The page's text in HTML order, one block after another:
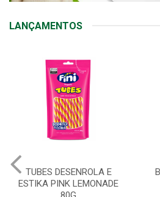
LANÇAMENTOS
BALA GEL FINI FAZENDO
ARTE 80G